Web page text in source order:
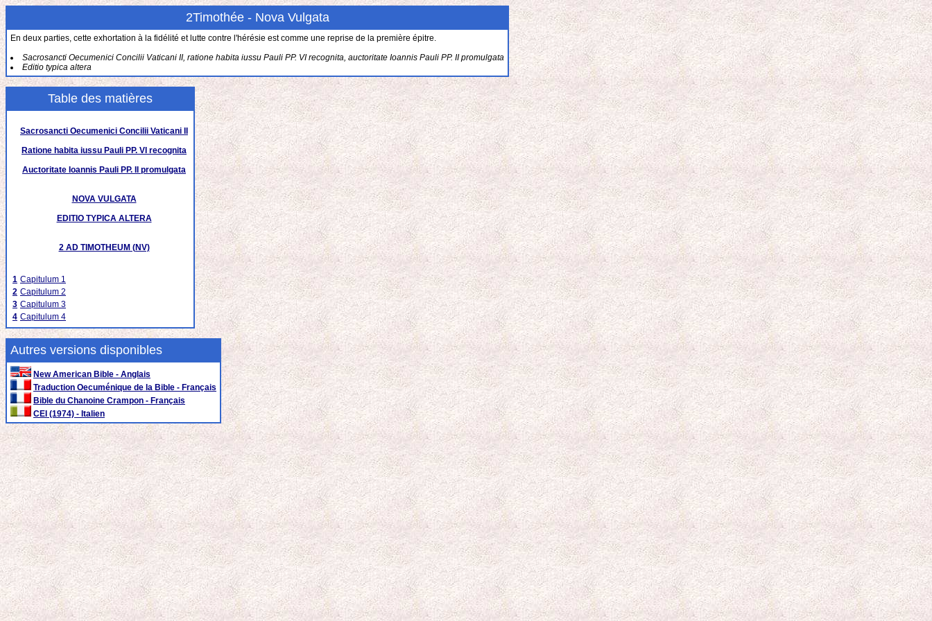
2Timothée - Nova Vulgata
En deux parties, cette exhortation à la fidélité et lutte contre l'hérésie est comme une reprise de la première épitre.
Sacrosancti Oecumenici Concilii Vaticani II, ratione habita iussu Pauli PP. VI recognita, auctoritate Ioannis Pauli PP. II promulgata
Editio typica altera
Table des matières
Sacrosancti Oecumenici Concilii Vaticani II
Ratione habita iussu Pauli PP. VI recognita
Auctoritate Ioannis Pauli PP. II promulgata
NOVA VULGATA
EDITIO TYPICA ALTERA
2 AD TIMOTHEUM (NV)
1 Capitulum 1
2 Capitulum 2
3 Capitulum 3
4 Capitulum 4
Autres versions disponibles
New American Bible - Anglais
Traduction Oecuménique de la Bible - Français
Bible du Chanoine Crampon - Français
CEI (1974) - Italien